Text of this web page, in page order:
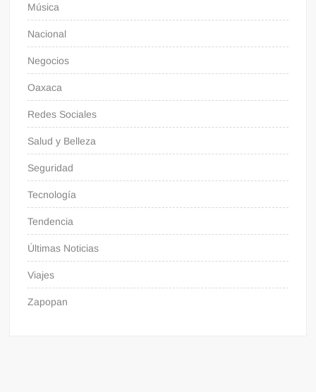
Música
Nacional
Negocios
Oaxaca
Redes Sociales
Salud y Belleza
Seguridad
Tecnología
Tendencia
Últimas Noticias
Viajes
Zapopan